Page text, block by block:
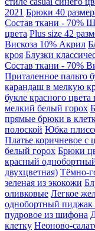
2021 Брюки 40
Состав ткани - 70%
цвета Plus size 42
Вискоза 10% Акрил
кроя Блузки
Состав ткани - 70%
Приталенное пальто
карандаш в мелкую
букле красного
мелкий белый горох
прямые брюки в
полоской Юбка
Платье коричневое
белый горох Брюки
красный
двухцветная) Тёмно-
зеленая из экокожи
оливковые Легкое
однобортный пиджак
пудровое из шифона
клетку Неоново-